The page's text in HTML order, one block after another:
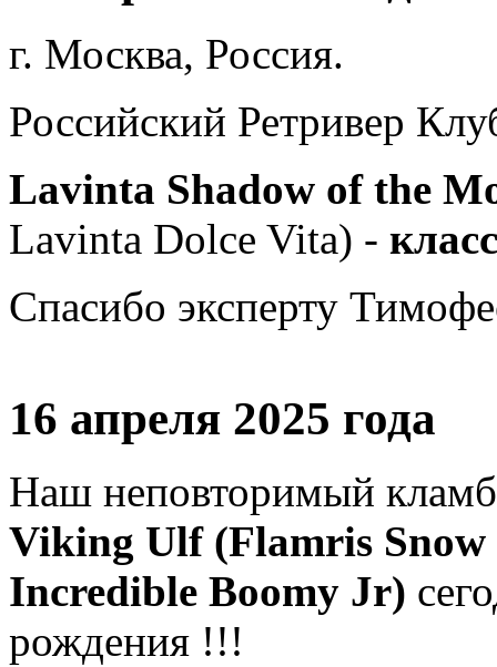
г. Москва, Россия.
Российский Ретривер
Lavinta Shadow of the
Lavinta Dolce Vita) -
Спасибо эксперту
16 апреля 2025 года
Наш неповторимый
Viking Ulf (Flamris
Incredible Boomy Jr)
рождения !!!